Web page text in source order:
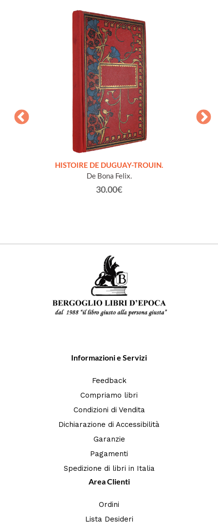
HISTOIRE DE DUGUAY-TROUIN.
De Bona Felix.
30.00€
Informazioni e Servizi
Feedback
Compriamo libri
Condizioni di Vendita
Dichiarazione di Accessibilità
Garanzie
Pagamenti
Spedizione di libri in Italia
Area Clienti
Ordini
Lista Desideri